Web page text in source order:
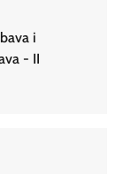
i
- II